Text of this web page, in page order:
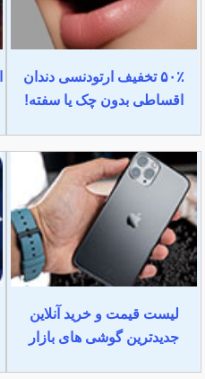
۵۰٪ تخفیف ارتودنسی دندان
اقساطی بدون چک یا سفته!
لیست قیمت و خرید آنلاین
جدیدترین گوشی های بازار